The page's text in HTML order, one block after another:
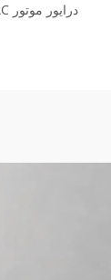
درایور موتور AC تک‌فاز